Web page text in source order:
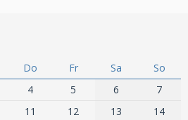
Do Fr Sa
So
4 5 6
7
11 12 13
14